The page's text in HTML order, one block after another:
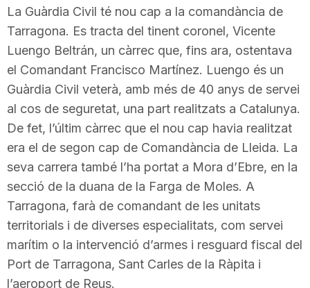
La Guàrdia Civil té nou cap a la comandància de
Tarragona. Es tracta del tinent coronel, Vicente
Luengo Beltrán, un càrrec que, fins ara, ostentava
el Comandant Francisco Martínez. Luengo és un
Guàrdia Civil veterà, amb més de 40 anys de servei
al cos de seguretat, una part realitzats a Catalunya.
De fet, l’últim càrrec que el nou cap havia realitzat
era el de segon cap de Comandància de Lleida. La
seva carrera també l’ha portat a Mora d’Ebre, en la
secció de la duana de la Farga de Moles. A
Tarragona, farà de comandant de les unitats
territorials i de diverses especialitats, com servei
marítim o la intervenció d’armes i resguard fiscal del
Port de Tarragona, Sant Carles de la Ràpita i
l’aeroport de Reus.